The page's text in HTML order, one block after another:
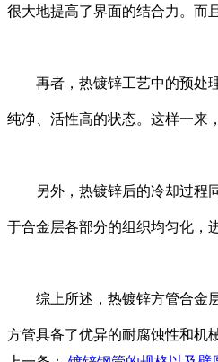
很大地提高了界面的结合力。而
再者，热镀锌工艺中的预处理
纯净、活性高的状态。这样一来
另外，热镀锌后的冷却过程同
于合金层各部分的组织均匀化，
综上所述，热镀锌方管合金层
方管具备了优异的耐腐蚀性和机